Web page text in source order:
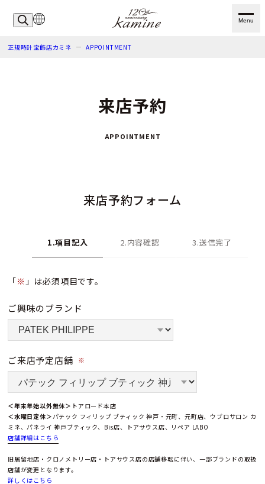
Menu
正規時計宝飾店カミネ APPOINTMENT
来店予約
APPOINTMENT
来店予約フォーム
1.項目記入 2.内容確認 3.送信完了
「※ 」は必須項目です。
ご興味のブランド
ご来店予定店舗 ※
＜年末年始以外無休＞ トアロード本店
＜水曜日定休＞ パテック フィリップ ブティック 神戸・元町、元町店、ウブロサロン カ
ミネ、パネライ 神戸ブティック、Bis店、トアサウス店、リペア LABO
店舗詳細はこちら
旧居留地店・クロノメトリー店・トアサウス店の店舗移転に伴い、一部ブランドの取扱
店舗が変更となります。
詳しくはこちら